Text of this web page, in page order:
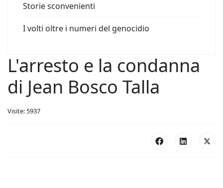
Storie sconvenienti
I volti oltre i numeri del genocidio
L'arresto e la condanna
di Jean Bosco Talla
Visite: 5937